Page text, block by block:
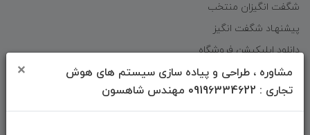
مشاوره ، طراحی و پیاده سازی سیستم های هوش
تجاری : 09196334622 مهندس شاهسون
×
شگفت انگیزان منتخب
پیشنهـاد شگفت انگیز
دانلود اپلیکیشن فروشگاه
دسترسی سریع